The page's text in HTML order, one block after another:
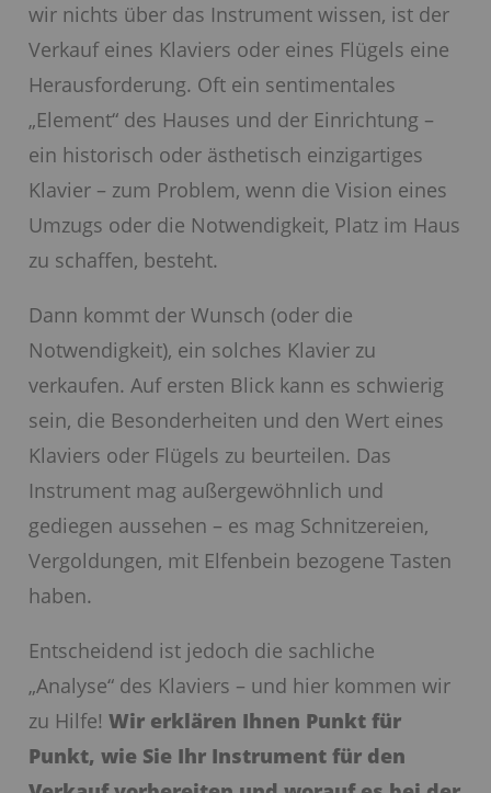
wir nichts über das Instrument wissen, ist der
Verkauf eines Klaviers oder eines Flügels eine
Herausforderung. Oft ein sentimentales
„Element“ des Hauses und der Einrichtung –
ein historisch oder ästhetisch einzigartiges
Klavier – zum Problem, wenn die Vision eines
Umzugs oder die Notwendigkeit, Platz im Haus
zu schaffen, besteht.
Dann kommt der Wunsch (oder die
Notwendigkeit), ein solches Klavier zu
verkaufen. Auf ersten Blick kann es schwierig
sein, die Besonderheiten und den Wert eines
Klaviers oder Flügels zu beurteilen. Das
Instrument mag außergewöhnlich und
gediegen aussehen – es mag Schnitzereien,
Vergoldungen, mit Elfenbein bezogene Tasten
haben.
Entscheidend ist jedoch die sachliche
„Analyse“ des Klaviers – und hier kommen wir
zu Hilfe!Wir erklären Ihnen Punkt für
Punkt, wie Sie Ihr Instrument für den